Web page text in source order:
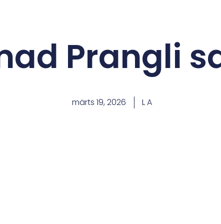
Prangli
märts 19, 2026
L A